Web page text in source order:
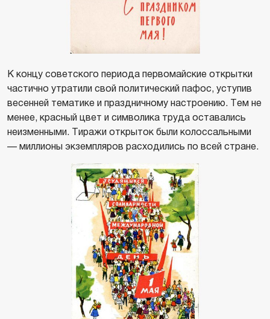
К концу советского периода первомайские открытки
частично утратили свой политический пафос, уступив
весенней тематике и праздничному настроению. Тем не
менее, красный цвет и символика труда оставались
неизменными. Тиражи открыток были колоссальными
— миллионы экземпляров расходились по всей стране.